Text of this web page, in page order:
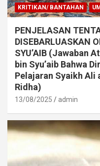
KRITIKAN/ BANTAHAN
PENJELASAN
DISEBARLUASKAN
SYU’AIB (Jawaban
bin Syu’aib Bahwa
Pelajaran Syaikh
Ridha)
13/08/2025 admin